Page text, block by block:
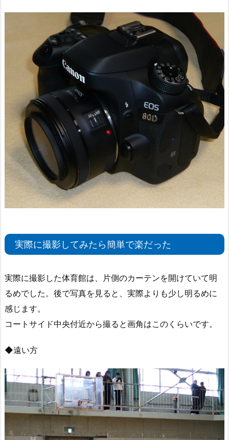
実際に撮影してみたら簡単で楽だった
実際に撮影した体育館は、片側のカーテンを開けていて明
るめでした。後で写真を見ると、実際よりも少し明るめに
感じます。
コートサイド中央付近から撮ると画角はこのくらいです。
◆遠い方